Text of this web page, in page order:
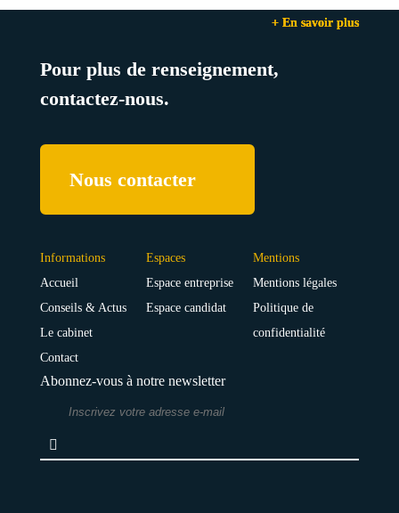
+ En savoir plus
+ En savoir plus
+ En savoir plus
Pour plus de renseignement,
contactez-nous.
Nous contacter
Informations
Accueil
Conseils & Actus
Le cabinet
Contact
Espaces
Espace entreprise
Espace candidat
Mentions
Mentions légales
Politique de
confidentialité
Abonnez-vous à notre newsletter